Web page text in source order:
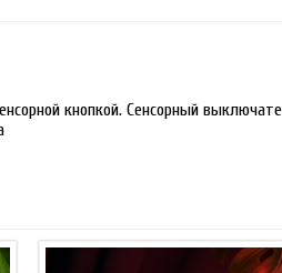
кнопкой. Сенсорный